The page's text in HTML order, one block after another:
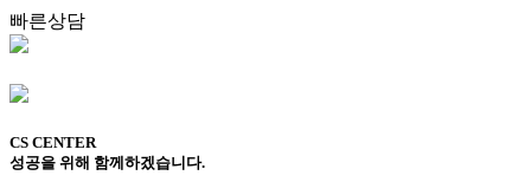
빠른상담
CS CENTER
성공을 위해 함께하겠습니다.